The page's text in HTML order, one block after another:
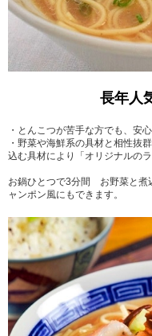
長年人
・とんこつが苦手な方でも、安
・野菜や海鮮系の具材と相性抜
込む具材により「オリジナルの
お鍋ひとつで3分間 お野菜と煮
ャンポン風にもできます。